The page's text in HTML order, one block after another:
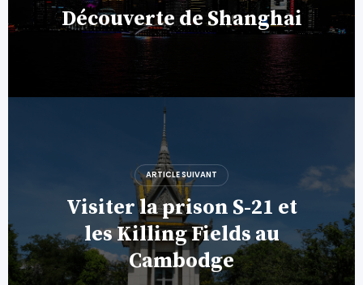
Découverte de Shanghai
ARTICLE SUIVANT
Visiter la prison S-21 et
les Killing Fields au
Cambodge